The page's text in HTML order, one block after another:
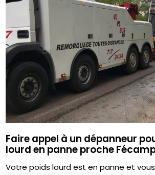
Faire appel à un dépanneur
lourd en panne proche
Votre poids lourd est en panne et